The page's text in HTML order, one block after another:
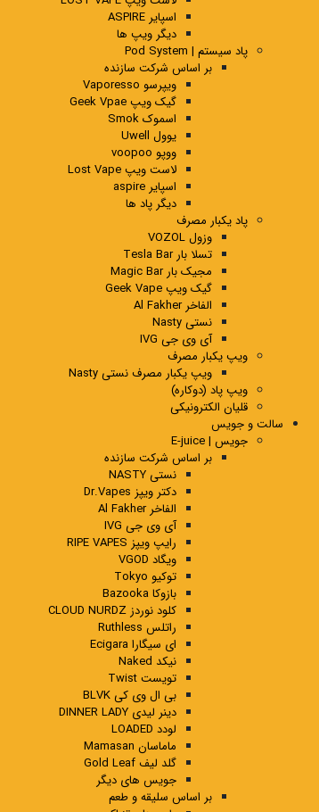
اسپایر ASPIRE
دیگر ویپ ها
پاد سیستم | Pod System
بر اساس شرکت سازنده
ویپرسو Vaporesso
گیک ویپ Geek Vpae
اسموک Smok
یوول Uwell
ووپو voopoo
لاست ویپ Lost Vape
اسپایر aspire
دیگر پاد ها
پاد یکبار مصرف
وزول VOZOL
تسلا بار Tesla Bar
مجیک بار Magic Bar
گیک ویپ Geek Vape
الفاخر Al Fakher
نستی Nasty
آی وی جی IVG
ویپ یکبار مصرف
ویپ یکبار مصرف نستی Nasty
ویپ پاد (دوکاره)
قلیان الکترونیکی
سالت و جویس
جویس | E-juice
بر اساس شرکت سازنده
نستی NASTY
دکتر ویپز Dr.Vapes
الفاخر Al Fakher
آی وی جی IVG
رایپ ویپز RIPE VAPES
ویگاد VGOD
توکیو Tokyo
بازوکا Bazooka
کلود نوردز CLOUD NURDZ
راتلس Ruthless
ای سیگارا Ecigara
نیکد Naked
تویست Twist
بی ال وی کی BLVK
دینر لیدی DINNER LADY
لودد LOADED
ماماسان Mamasan
گلد لیف Gold Leaf
جویس های دیگر
بر اساس سلیقه و طعم